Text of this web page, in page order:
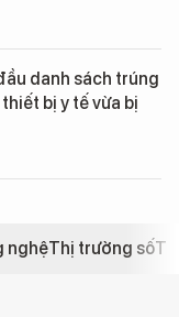
danh sách trúng
bị y tế vừa bị
nghệThị trường số